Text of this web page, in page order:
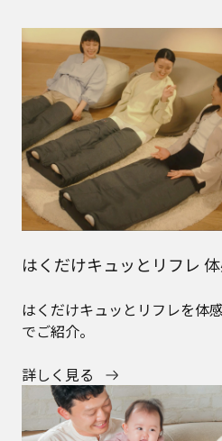
はくだけキュッとリフレ
はくだけキュッとリフレを体
でご紹介。
詳しく見る